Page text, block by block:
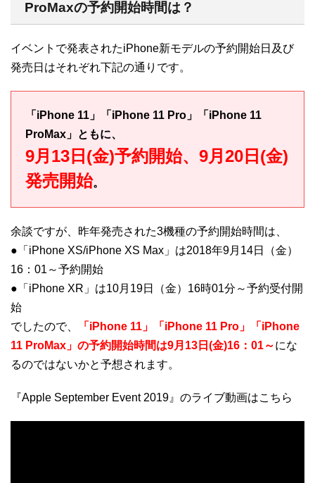
ProMaxの予約開始時間は？
イベントで発表されたiPhone新モデルの予約開始日及び
発売日はそれぞれ下記の通りです。
「iPhone 11」「iPhone 11 Pro」「iPhone 11
ProMax」ともに、
9月13日(金)予約開始、9月20日(金)
発売開始。
余談ですが、昨年発売された3機種の予約開始時間は、
●「iPhone XS/iPhone XS Max」は2018年9月14日（金）
16：01～予約開始
●「iPhone XR」は10月19日（金）16時01分～予約受付開
始
でしたので、
「iPhone 11」「iPhone 11 Pro」「iPhone
11 ProMax」の予約開始時間は9月13日(金)16：01～にな
るのではないかと予想されます。
『Apple September Event 2019』のライブ動画はこちら